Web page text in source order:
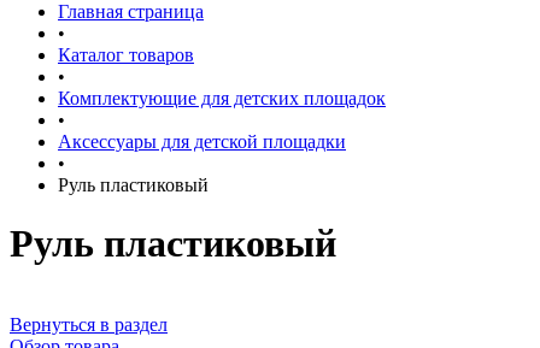
Главная страница
•
Каталог товаров
•
Комплектующие для детских площадок
•
Аксессуары для детской площадки
•
Руль пластиковый
Руль пластиковый
Вернуться в раздел